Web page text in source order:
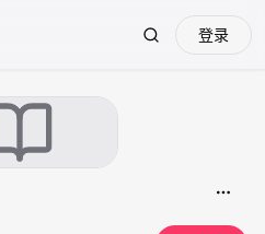
Search登录